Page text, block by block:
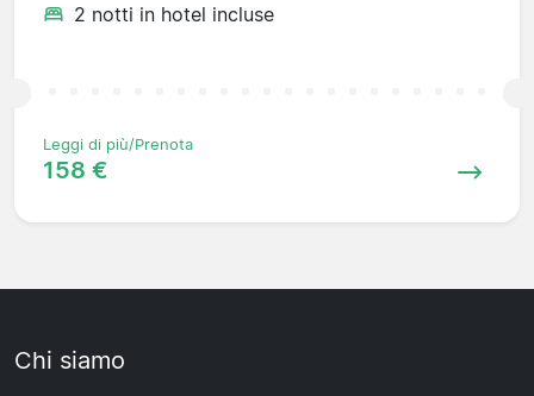
2 notti in hotel incluse
Leggi di più/Prenota
158 €
Chi siamo